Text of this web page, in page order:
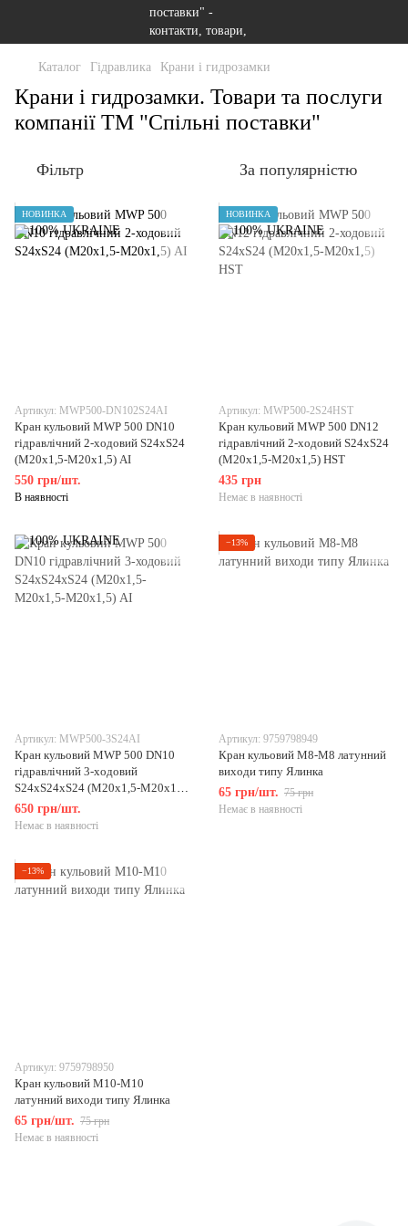
Каталог Гідравлика Крани і гидрозамки
Крани і гидрозамки. Товари та послуги
компанії ТМ "Спільні поставки"
Фільтр За популярністю
НОВИНКА
Артикул: MWP500-DN102S24AI
Кран кульовий MWP 500 DN10
гідравлічний 2-ходовий S24хS24
(М20х1,5-М20х1,5) AI
550 грн/шт.
В наявності
НОВИНКА
Артикул: MWP500-2S24HST
Кран кульовий MWP 500 DN12
гідравлічний 2-ходовий S24хS24
(М20х1,5-М20х1,5) HST
435 грн
Немає в наявності
Артикул: MWP500-3S24AI
Кран кульовий MWP 500 DN10
гідравлічний 3-ходовий
S24хS24хS24 (М20х1,5-М20х1,5-
М20х1,5) AI
650 грн/шт.
Немає в наявності
−13%
Артикул: 9759798949
Кран кульовий М8-М8 латунний
виходи типу Ялинка
65 грн/шт. 75 грн
Немає в наявності
−13%
Артикул: 9759798950
Кран кульовий М10-М10
латунний виходи типу Ялинка
65 грн/шт. 75 грн
Немає в наявності